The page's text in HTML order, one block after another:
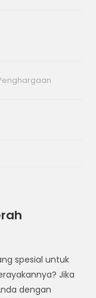
spesial untuk
Jika
dengan